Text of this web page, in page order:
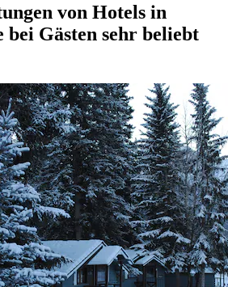
von Hotels in
Gästen sehr beliebt